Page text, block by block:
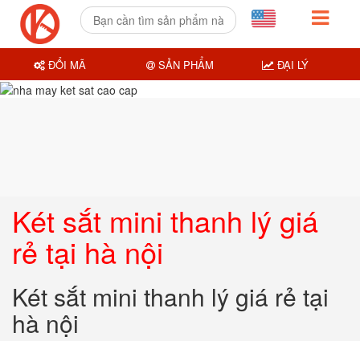
Két sắt mini thanh lý giá
rẻ tại hà nội
Két sắt mini thanh lý giá rẻ tại
hà nội
ĐỔI MÃ SẢN PHẨM ĐẠI LÝ